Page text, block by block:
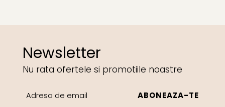
Newsletter
Nu rata ofertele si promotiile noastre